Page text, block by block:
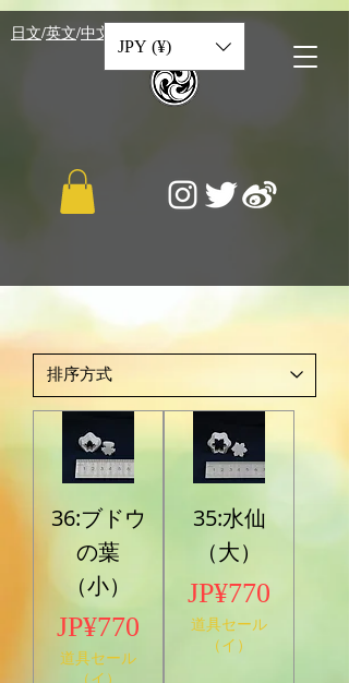
​日文/英文/中文
JPY (¥)
36:ブドウ
の葉
（小）
價格
JP¥770
道具セール
（イ）
35:水仙
（大）
價格
JP¥770
道具セール
（イ）